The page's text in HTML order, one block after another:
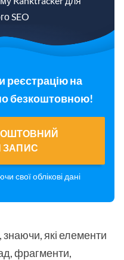
SEO
реєстрацію на
безкоштовною!
ЗАПИС
свої облікові дані
які елементи
фрагменти,